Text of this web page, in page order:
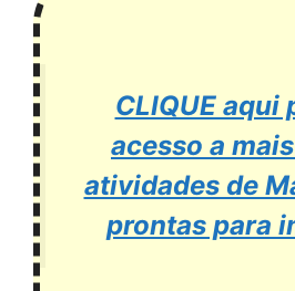
CLIQUE aqui
acesso a
atividades de
prontas para